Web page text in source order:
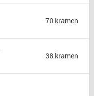
70 kramen
38 kramen